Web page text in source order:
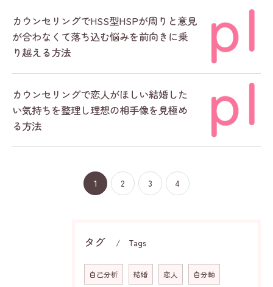
カウンセリングでHSS型HSPが周りと意見
が合わなくて落ち込む悩みを前向きに乗
り越える方法
カウンセリングで恋人がほしい結婚した
い気持ちを整理し理想の相手像を見極め
る方法
1 2 3 4
タグ Tags
自己分析 結婚 恋人 自分軸